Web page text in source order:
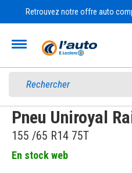
Retrouvez notre offre auto
Pneu Uniroyal
155 /65 R14 75T
En stock web